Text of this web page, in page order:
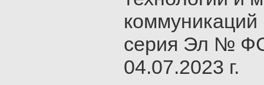
серия Эл №
04.07.2023 г.